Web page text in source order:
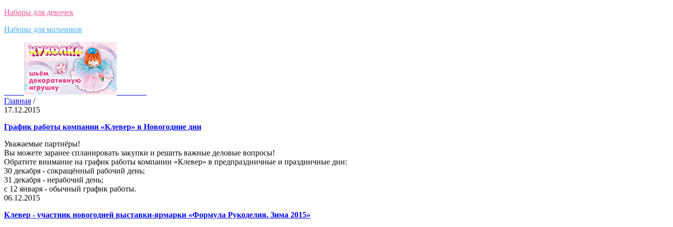
Наборы для девочек
Наборы для мальчиков
Главная /
17.12.2015
График работы компании «Клевер» в Новогодние дни
Уважаемые партнёры!
Вы можете заранее спланировать закупки и решить важные деловые вопросы!
Обратите внимание на график работы компании «Клевер» в предпраздничные и праздничные дни:
30 декабря - сокращённый рабочий день;
31 декабря - нерабочий день;
с 12 января - обычный график работы.
06.12.2015
Клевер - участник новогодней выставки-ярмарки «Формула Рукоделия. Зима 2015»